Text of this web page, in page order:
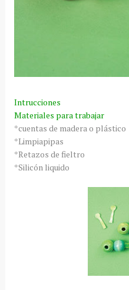
Intrucciones
Materiales para trabajar
*cuentas de madera o plástico
*Limpiapipas
*Retazos de fieltro
*Silicón liquido